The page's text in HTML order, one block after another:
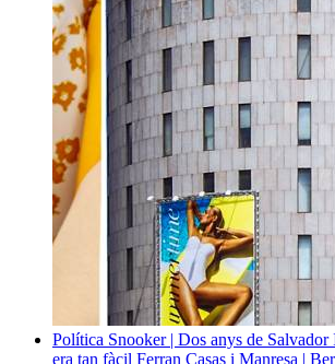
Política Snooker | Dos anys de
era tan fàcil Ferran Casas i Manresa |